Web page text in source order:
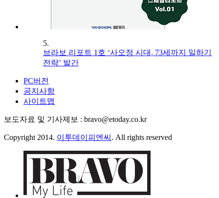
5.
브라보 리포트 1호 ‘사오정 시대, 73세까지 일하기
전략’ 발간
PC버전
공지사항
사이트맵
보도자료 및 기사제보 : bravo@etoday.co.kr
Copyright 2014. 이투데이피엔씨 . All rights reserved